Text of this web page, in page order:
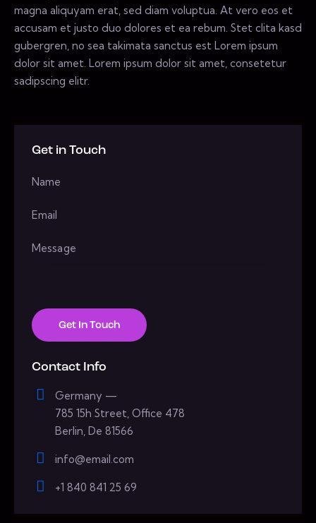
magna aliquyam erat, sed diam voluptua. At vero eos et
accusam et justo duo dolores et ea rebum. Stet clita kasd
gubergren, no sea takimata sanctus est Lorem ipsum
dolor sit amet. Lorem ipsum dolor sit amet, consetetur
sadipscing elitr.
Get in Touch
Contact Info
Germany —
785 15h Street, Office 478
Berlin, De 81566
info@email.com
+1 840 841 25 69